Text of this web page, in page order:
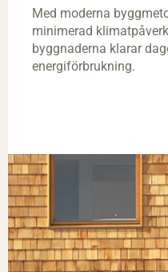
Med moderna
minimerad
byggnaderna klarar
energiförbrukning.